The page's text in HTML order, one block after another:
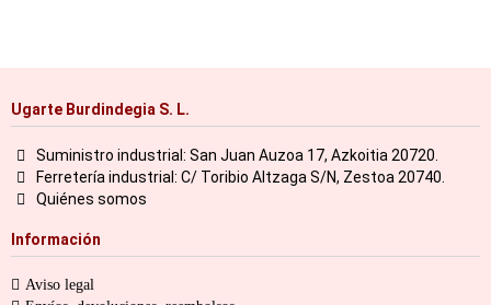
Ugarte Burdindegia S. L.
Suministro industrial: San Juan Auzoa 17, Azkoitia 20720.
Ferretería industrial: C/ Toribio Altzaga S/N, Zestoa 20740.
Quiénes somos
Información
Aviso legal